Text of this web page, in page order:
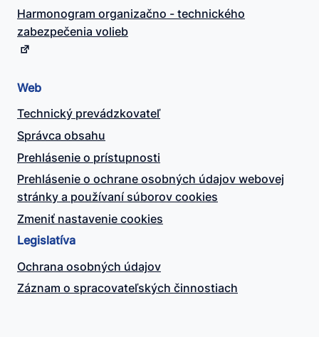
Harmonogram organizačno - technického
zabezpečenia volieb
Web
Technický prevádzkovateľ
Správca obsahu
Prehlásenie o prístupnosti
Prehlásenie o ochrane osobných údajov webovej
stránky a používaní súborov cookies
Zmeniť nastavenie cookies
Legislatíva
Ochrana osobných údajov
Záznam o spracovateľských činnostiach